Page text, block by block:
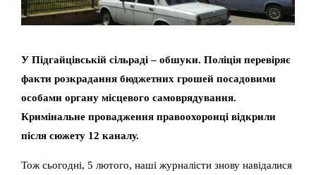
У Підгайцівській сільраді – обшуки. Поліція перевіряє
факти розкрадання бюджетних грошей посадовими
особами органу місцевого самоврядування.
Кримінальне провадження правоохоронці відкрили
після сюжету 12 каналу.
Тож сьогодні, 5 лютого, наші журналісти знову навідалися